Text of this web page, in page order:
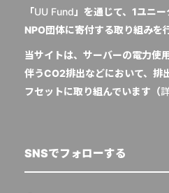
「UU Fund 」を通じて、1ユニ
NPO団体に寄付する取り組みを
当サイトは、サーバーの電力使
伴うCO2排出などにおいて、排
フセットに取り組んでいます（
SNSでフォローする